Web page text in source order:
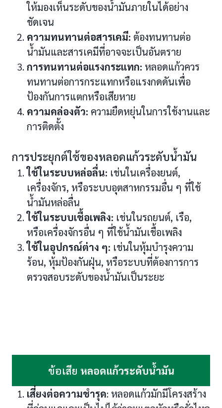
ให้มองเห็นระดับของน้ำมันภายในได้อย่าง
ชัดเจน
ความทนทานต่อสารเคมี: ต้องทนทานต่อ
น้ำมันและสารเคมีที่อาจจะเป็นอันตราย
การทนทานต่อแรงกระแทก: หลอดแก้วควร
ทนทานต่อการกระแทกหรือแรงกดดันเพื่อ
ป้องกันการแตกหรือเสียหาย
ความคล่องตัว: ความยืดหยุ่นในการใช้งานและ
การติดตั้ง
การประยุกต์ใช้ของหลอดแก้วระดับน้ำมัน
ใช้ในระบบหล่อลื่น: เช่นในเครื่องยนต์,
เครื่องจักร, หรือระบบอุตสาหกรรมอื่น ๆ ที่ใช้
น้ำมันหล่อลื่น
ใช้ในระบบเชื้อเพลิง: เช่นในรถยนต์, เรือ,
หรือเครื่องจักรอื่น ๆ ที่ใช้น้ำมันเชื้อเพลิง
ใช้ในอุปกรณ์ต่าง ๆ: เช่นในหุ้มบำรุงความ
ร้อน, หุ้มป้องกันฝุ่น, หรือระบบที่ต้องการการ
ตรวจสอบระดับของน้ำมันเป็นระยะ
ข้อเสีย หลอดแก้วระดับน้ำมัน
เสี่ยงต่อความชำรุด: หลอดแก้วมักมีโครงสร้าง